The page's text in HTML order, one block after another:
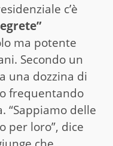
c’è
ma potente
Secondo un
una dozzina di
frequentando
“Sappiamo delle
per loro”, dice